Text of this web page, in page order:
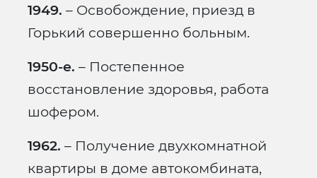
1949. – Освобождение, приезд в
Горький совершенно больным.
1950-е. – Постепенное
восстановление здоровья, работа
шофером.
1962. – Получение двухкомнатной
квартиры в доме автокомбината,